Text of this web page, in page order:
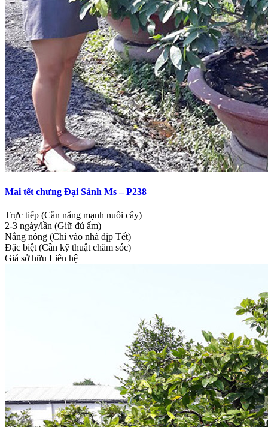
Mai tết chưng Đại Sảnh Ms – P238
Trực tiếp (Cần nắng mạnh nuôi cây)
2-3 ngày/lần (Giữ đủ ẩm)
Nắng nóng (Chỉ vào nhà dịp Tết)
Đặc biệt (Cần kỹ thuật chăm sóc)
Giá sở hữu Liên hệ